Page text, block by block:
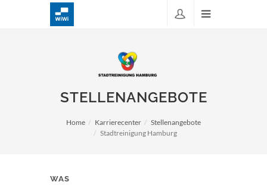
STELLENANGEBOTE
Home Karrierecenter
Stellenangebote
Stadtreinigung Hamburg
WAS